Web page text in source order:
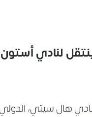
لنادي أستون
لنادي هال سيتي،